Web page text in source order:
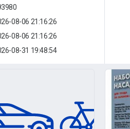
08-06 21:16:26
08-06 21:16:26
08-31 19:48:54